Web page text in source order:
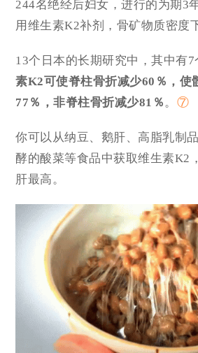
244名绝经后妇女，进行的为期3
用维生素K2补剂，骨矿物质密度
13个日本的长期研究中，其中有
素K2可使脊柱骨折减少60％，使
77％，非脊柱骨折减少81％。 ⑦
你可以从纳豆、鹅肝、高脂乳制
酵的酸菜等食品中获取维生素K2
肝最高。